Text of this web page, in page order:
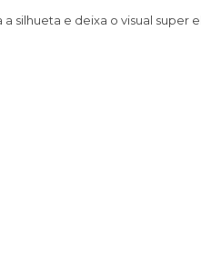
silhueta e deixa o visual super